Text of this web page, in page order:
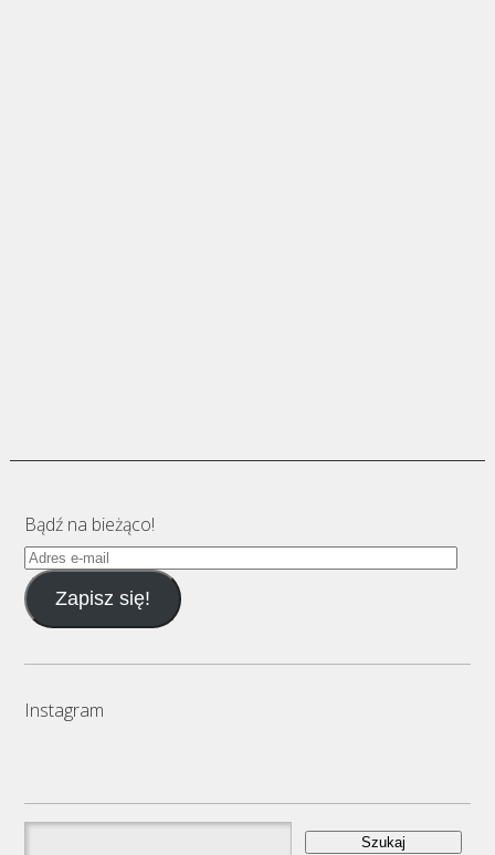
Bądź na bieżąco!
Adres
e-
mailZapisz się!
Instagram
Szukaj: